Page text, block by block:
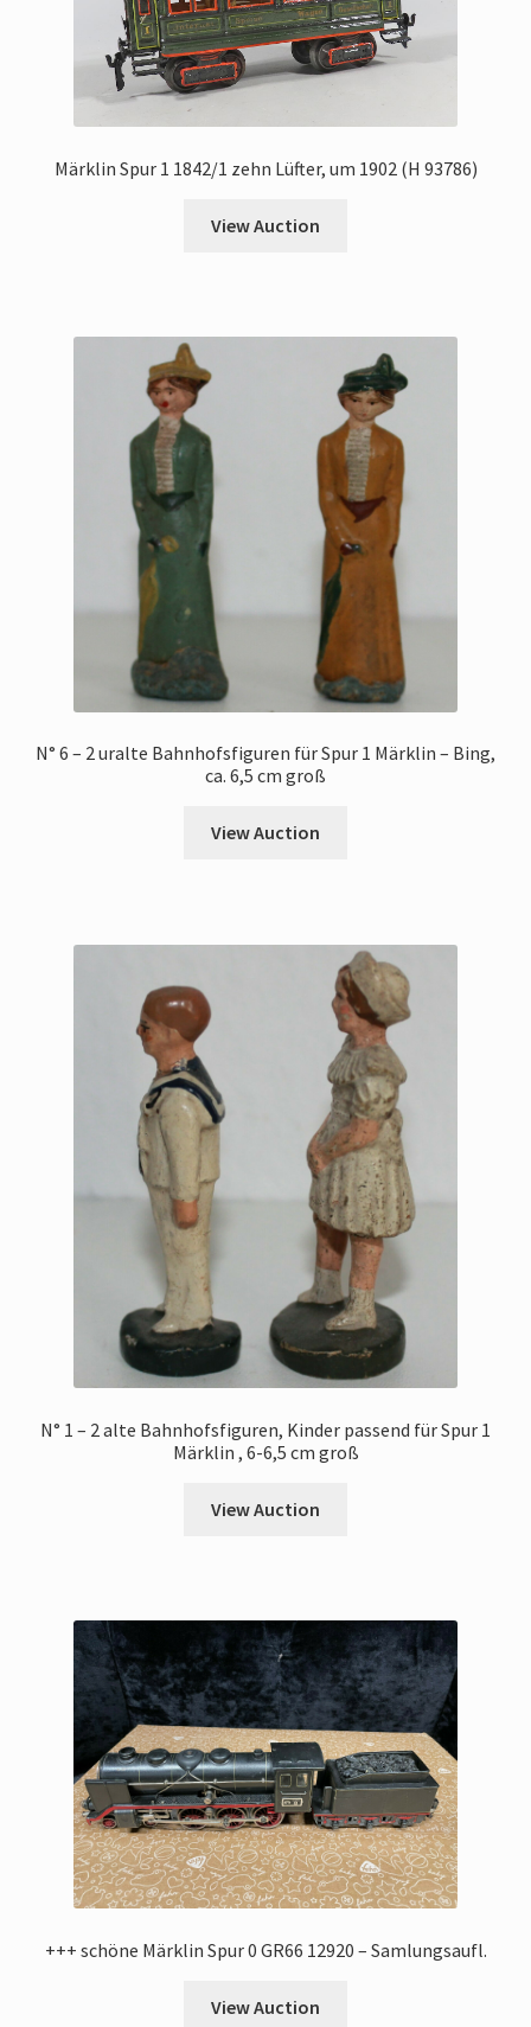
Märklin Spur 1 1842/1 zehn Lüfter, um 1902 (H 93786)
View Auction
N° 6 – 2 uralte Bahnhofsfiguren für Spur 1 Märklin – Bing,
ca. 6,5 cm groß
View Auction
N° 1 – 2 alte Bahnhofsfiguren, Kinder passend für Spur 1
Märklin , 6-6,5 cm groß
View Auction
+++ schöne Märklin Spur 0 GR66 12920 – Samlungsaufl.
View Auction